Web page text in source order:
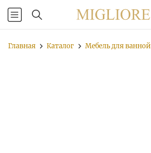
Главная Каталог Мебель для ванной